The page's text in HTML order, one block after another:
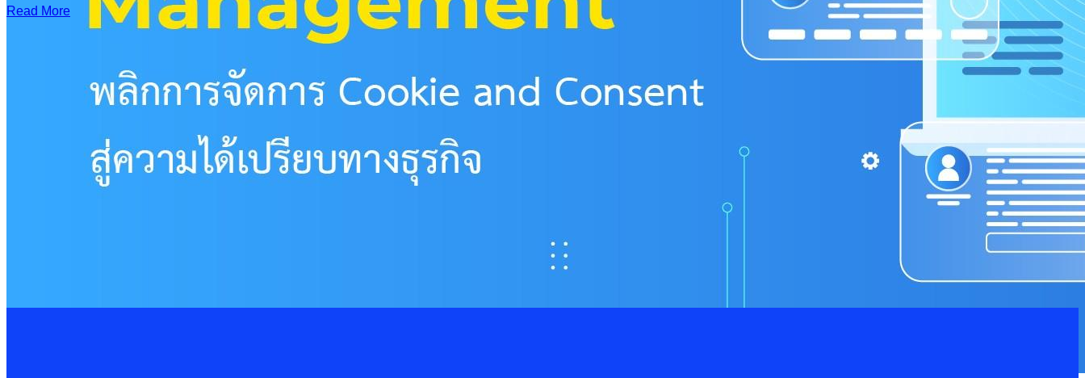
Read More
PDPA Privacy Management: พลิกการจัดการ Cookie & Consent สู่ความได้เปรียบทางธุรกิจ
Romance Scam รักหลอกๆ ปอกลอกเสียหายพุ่งเป็นพันล้าน
Cybersecurity